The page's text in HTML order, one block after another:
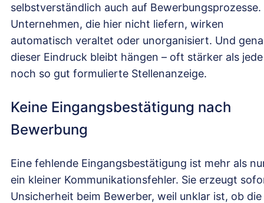
selbstverständlich auch auf Bewerbungsprozesse.
Unternehmen, die hier nicht liefern, wirken
automatisch veraltet oder unorganisiert. Und
dieser Eindruck bleibt hängen – oft stärker als jede
noch so gut formulierte Stellenanzeige.
Keine Eingangsbestätigung nach
Bewerbung
Eine fehlende Eingangsbestätigung ist mehr als
ein kleiner Kommunikationsfehler. Sie erzeugt
Unsicherheit beim Bewerber, weil unklar ist, ob die